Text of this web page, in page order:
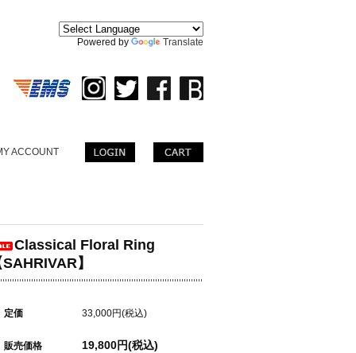
Powered by Translate
ACCOUNT
Classical Floral Ring
】
定価 33,000円(税込)
販売価格 19,800円(税込)